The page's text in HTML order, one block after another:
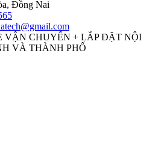
Đồng Nai
VẬN CHUYỂN + LẮP ĐẶT NỘI
VÀ THÀNH PHỐ